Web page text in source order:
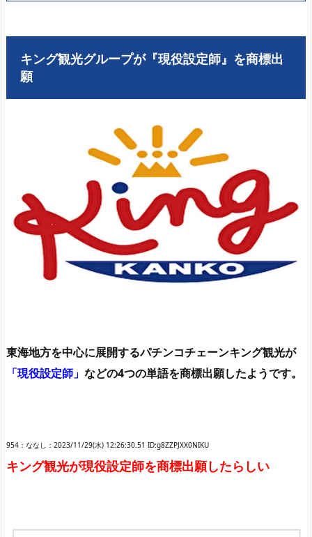
キング観光グループが『現役設定師』を商標出
願
東海地方を中心に展開するパチンコチェーンキング観光が
「現役設定師」 などの4つの単語を商標出願したようです。
954：ななし：2023/11/29(水) 12:26:30.51 ID:g8ZZPJXX0NIKU
キング観光が現役設定師を商標出願したらしい